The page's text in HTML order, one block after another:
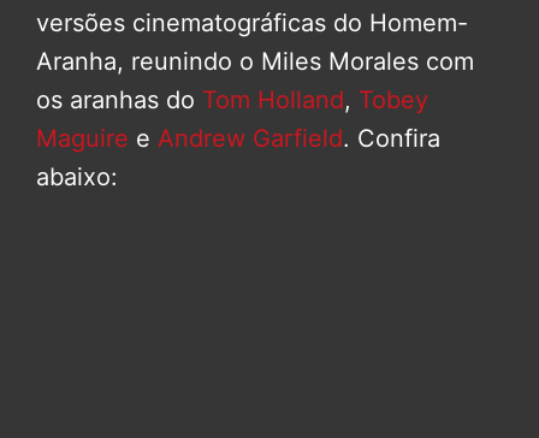
versões cinematográficas do Homem-
Aranha, reunindo o Miles Morales com
os aranhas do Tom Holland, Tobey
Maguire e Andrew Garfield. Confira
abaixo: